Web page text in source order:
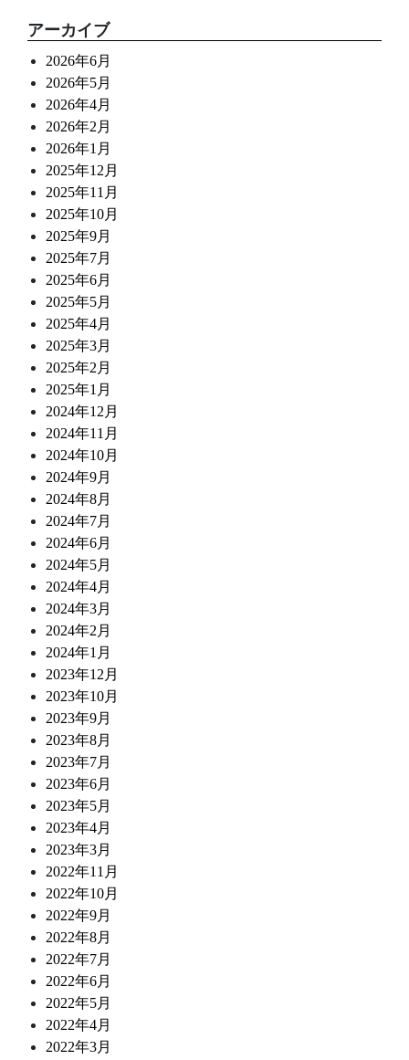
アーカイブ
2026年6月
2026年5月
2026年4月
2026年2月
2026年1月
2025年12月
2025年11月
2025年10月
2025年9月
2025年7月
2025年6月
2025年5月
2025年4月
2025年3月
2025年2月
2025年1月
2024年12月
2024年11月
2024年10月
2024年9月
2024年8月
2024年7月
2024年6月
2024年5月
2024年4月
2024年3月
2024年2月
2024年1月
2023年12月
2023年10月
2023年9月
2023年8月
2023年7月
2023年6月
2023年5月
2023年4月
2023年3月
2022年11月
2022年10月
2022年9月
2022年8月
2022年7月
2022年6月
2022年5月
2022年4月
2022年3月